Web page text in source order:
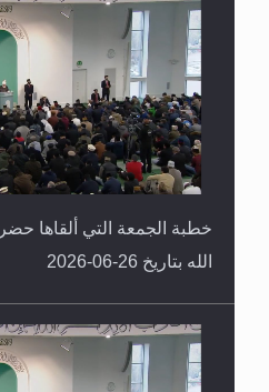
خطبة الجمعة التي ألقاها
الله بتاريخ 26-06-2026